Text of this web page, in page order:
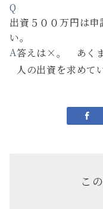
Q
出資５００万円は
い。
A答えは×。 あくま
人の出資を求めて
こ